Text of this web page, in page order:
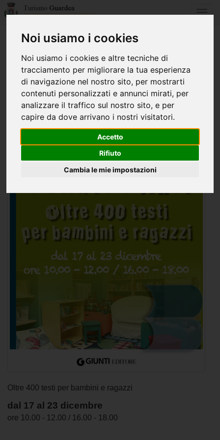
Noi usiamo i cookies
Noi usiamo i cookies e altre tecniche di
tracciamento per migliorare la tua esperienza
di navigazione nel nostro sito, per mostrarti
contenuti personalizzati e annunci mirati, per
analizzare il traffico sul nostro sito, e per
capire da dove arrivano i nostri visitatori.
Accetto
Rifiuto
Cambia le mie impostazioni
Home Eventi e manifestazioni vendita libri
dal 17 al 23 Dicembre 2012
VENDITA LIBRI
Oltre 400 testi per bambini e ragazzi
dal 17 al 23 dicembre
ore 10.00 - 12.00 / 16.00 - 18.00